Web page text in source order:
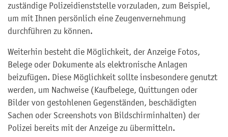
zuständige Polizeidienststelle vorzuladen, zum Beispiel,
um mit Ihnen persönlich eine Zeugenvernehmung
durchführen zu können.
Weiterhin besteht die Möglichkeit, der Anzeige Fotos,
Belege oder Dokumente als elektronische Anlagen
beizufügen. Diese Möglichkeit sollte insbesondere genutzt
werden, um Nachweise (Kaufbelege, Quittungen oder
Bilder von gestohlenen Gegenständen, beschädigten
Sachen oder Screenshots von Bildschirminhalten) der
Polizei bereits mit der Anzeige zu übermitteln.